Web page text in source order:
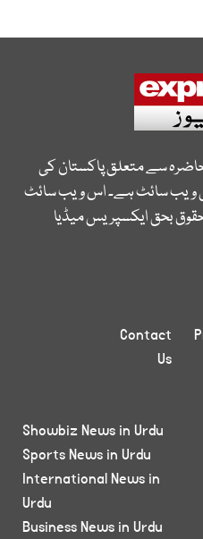
سے متعلق پاکستان کی
ویب سائٹ ہے۔ اس ویب سائٹ
بحق ایکسپریس میڈیا
Contact
Us
Showbiz News in Urdu
Sports News in Urdu
International News in
Urdu
Business News in Urdu